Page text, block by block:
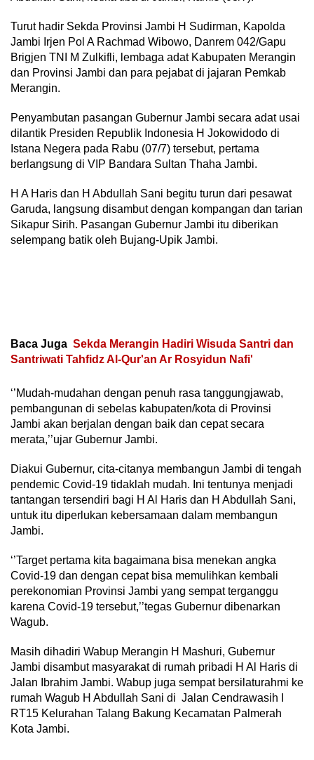
Turut hadir Sekda Provinsi Jambi H Sudirman, Kapolda
Jambi Irjen Pol A Rachmad Wibowo, Danrem 042/Gapu
Brigjen TNI M Zulkifli, lembaga adat Kabupaten Merangin
dan Provinsi Jambi dan para pejabat di jajaran Pemkab
Merangin.
Penyambutan pasangan Gubernur Jambi secara adat usai
dilantik Presiden Republik Indonesia H Jokowidodo di
Istana Negera pada Rabu (07/7) tersebut, pertama
berlangsung di VIP Bandara Sultan Thaha Jambi.
H A Haris dan H Abdullah Sani begitu turun dari pesawat
Garuda, langsung disambut dengan kompangan dan tarian
Sikapur Sirih. Pasangan Gubernur Jambi itu diberikan
selempang batik oleh Bujang-Upik Jambi.
Baca Juga Sekda Merangin Hadiri Wisuda Santri dan
Santriwati Tahfidz Al-Qur'an Ar Rosyidun Nafi'
‘’Mudah-mudahan dengan penuh rasa tanggungjawab,
pembangunan di sebelas kabupaten/kota di Provinsi
Jambi akan berjalan dengan baik dan cepat secara
merata,’’ujar Gubernur Jambi.
Diakui Gubernur, cita-citanya membangun Jambi di tengah
pendemic Covid-19 tidaklah mudah. Ini tentunya menjadi
tantangan tersendiri bagi H Al Haris dan H Abdullah Sani,
untuk itu diperlukan kebersamaan dalam membangun
Jambi.
‘’Target pertama kita bagaimana bisa menekan angka
Covid-19 dan dengan cepat bisa memulihkan kembali
perekonomian Provinsi Jambi yang sempat terganggu
karena Covid-19 tersebut,’’tegas Gubernur dibenarkan
Wagub.
Masih dihadiri Wabup Merangin H Mashuri, Gubernur
Jambi disambut masyarakat di rumah pribadi H Al Haris di
Jalan Ibrahim Jambi. Wabup juga sempat bersilaturahmi ke
rumah Wagub H Abdullah Sani di Jalan Cendrawasih I
RT15 Kelurahan Talang Bakung Kecamatan Palmerah
Kota Jambi.